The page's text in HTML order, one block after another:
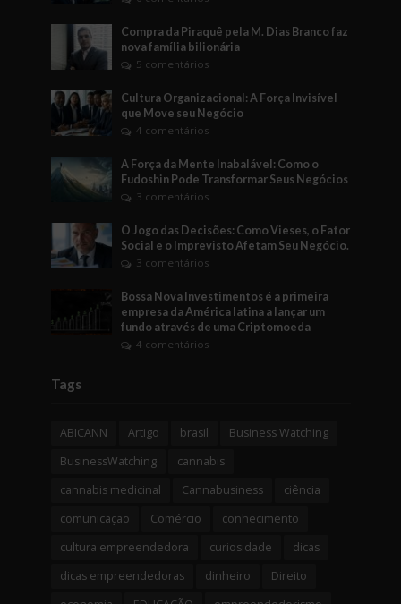
Compra da Piraquê pela M. Dias Branco faz
nova família bilionária
5 comentários
Cultura Organizacional: A Força Invisível
que Move seu Negócio
4 comentários
A Força da Mente Inabalável: Como o
Fudoshin Pode Transformar Seus Negócios
3 comentários
O Jogo das Decisões: Como Vieses, o Fator
Social e o Imprevisto Afetam Seu Negócio.
3 comentários
Bossa Nova Investimentos é a primeira
empresa da América latina a lançar um
fundo através de uma Criptomoeda
4 comentários
Tags
ABICANN Artigo brasil
Business Watching
BusinessWatching
cannabis
cannabis medicinal
Cannabusiness
ciência
comunicação
Comércio
conhecimento
cultura empreendedora
curiosidade
dicas
dicas empreendedoras
dinheiro
Direito